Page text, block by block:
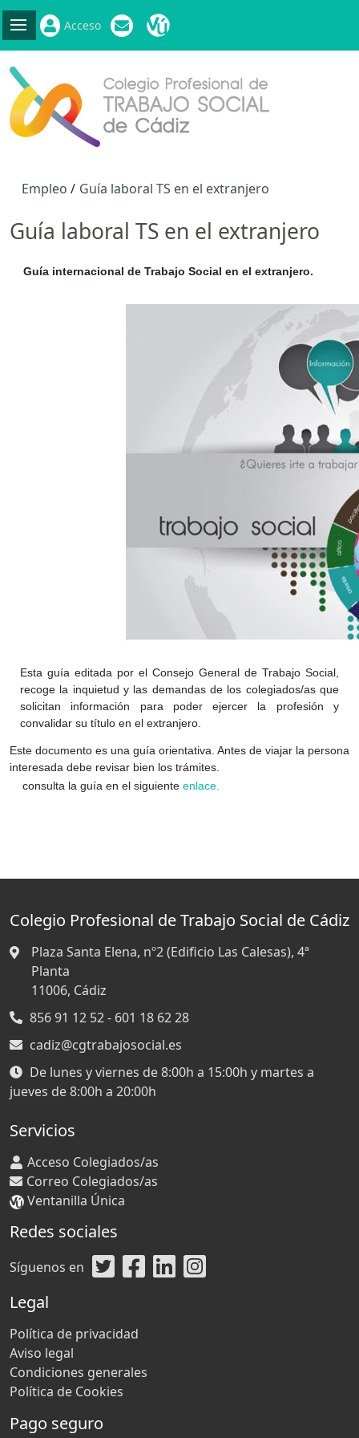
Acceso
Empleo Guía laboral TS en el extranjero
Guía laboral TS en el extranjero
Guía internacional de Trabajo Social en el extranjero.
Esta guía editada por el Consejo General de Trabajo Social,
recoge la inquietud y las demandas de los colegiados/as que
solicitan información para poder ejercer la profesión y
convalidar su título en el extranjero.
Este documento es una guía orientativa. Antes de viajar la persona
interesada debe revisar bien los trámites.
consulta la guía en el siguiente enlace.
Colegio Profesional de Trabajo Social de Cádiz
Plaza Santa Elena, nº2 (Edificio Las Calesas), 4ª
Planta
11006, Cádiz
856 91 12 52 - 601 18 62 28
cadiz@cgtrabajosocial.es
De lunes y viernes de 8:00h a 15:00h y martes a
jueves de 8:00h a 20:00h
Servicios
Acceso Colegiados/as
Correo Colegiados/as
Ventanilla Única
Redes sociales
Síguenos en
Legal
Política de privacidad
Aviso legal
Condiciones generales
Política de Cookies
Pago seguro